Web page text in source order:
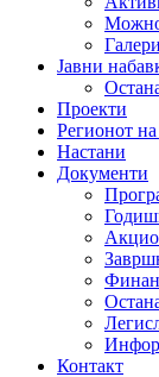
Јавни
Проекти
Регионот
Настани
Документи
Контакт